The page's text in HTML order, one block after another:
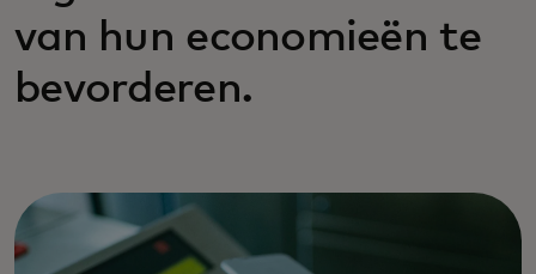
van hun economieën te
bevorderen.